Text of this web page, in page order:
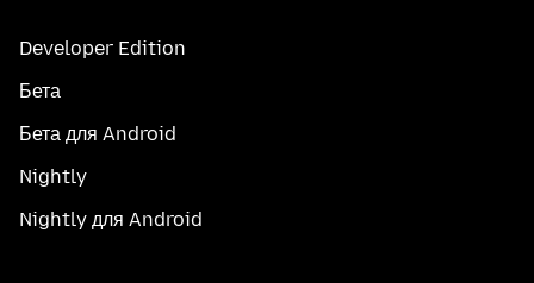
Developer Edition
Бета
Бета для Android
Nightly
Nightly для Android